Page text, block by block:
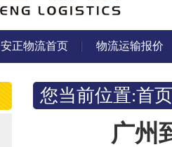
安正物流首页 物流运输报价
您当前位置:首页
广州